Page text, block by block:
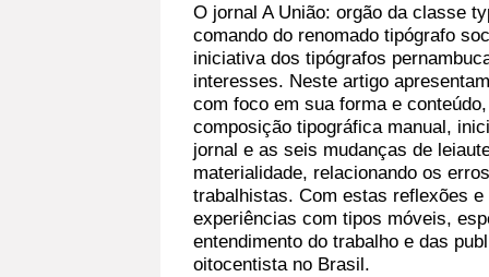
O jornal A União: orgão da classe
comando do renomado tipógrafo
iniciativa dos tipógrafos
interesses. Neste artigo
com foco em sua forma e
composição tipográfica manual,
jornal e as seis mudanças de
materialidade, relacionando os
trabalhistas. Com estas reflexões
experiências com tipos móveis,
entendimento do trabalho e das
oitocentista no Brasil.